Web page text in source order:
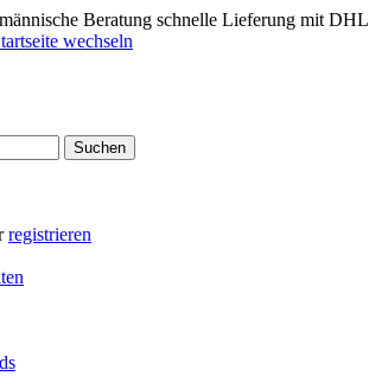
Beratung schnelle Lieferung mit DHL
Suchen
registrieren